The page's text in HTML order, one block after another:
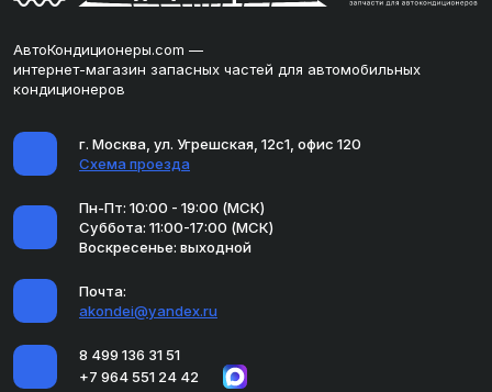
АвтоКондиционеры.com —
интернет-магазин запасных частей для автомобильных
кондиционеров
г. Москва, ул. Угрешская, 12с1, офис 120
Схема проезда
Пн-Пт: 10:00 - 19:00 (МСК)
Суббота: 11:00-17:00 (МСК)
Воскресенье: выходной
Почта:
akondei@yandex.ru
8 499 136 31 51
+7 964 551 24 42